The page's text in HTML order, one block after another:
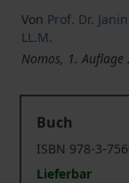
Von Prof. Dr.
LL.M.
Nomos, 1. Auflage
Buch
ISBN 978-3-
Lieferbar